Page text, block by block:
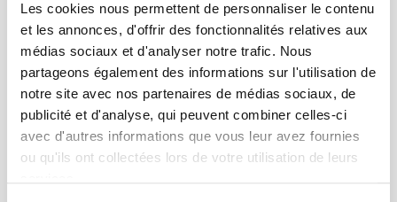
Les cookies nous permettent de personnaliser le contenu
et les annonces, d'offrir des fonctionnalités relatives aux
médias sociaux et d'analyser notre trafic. Nous
partageons également des informations sur l'utilisation de
notre site avec nos partenaires de médias sociaux, de
publicité et d'analyse, qui peuvent combiner celles-ci
avec d'autres informations que vous leur avez fournies
ou qu'ils ont collectées lors de votre utilisation de leurs
SCIENCES PO UNIVERSITY PRESS has a threefold role: to publish
original research, to edit reference works for student use, and to
help public and political debate. continue
CONTACTS
FOREIGN RIGHTS